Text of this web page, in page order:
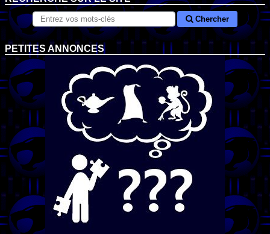
Chercher
PETITES ANNONCES